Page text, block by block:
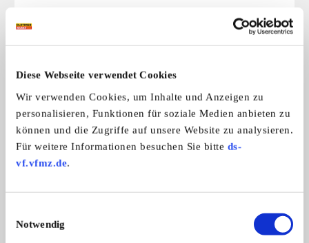
Diese Webseite verwendet Cookies
Wir verwenden Cookies, um Inhalte und Anzeigen zu
personalisieren, Funktionen für soziale Medien anbieten zu
können und die Zugriffe auf unsere Website zu analysieren.
Für weitere Informationen besuchen Sie bitte ds-
vf.vfmz.de.
Notwendig
Das könnte Sie auch interessieren
Alfa Romeo Alfa Romeo
Professionelle
Wir von der BOX 56